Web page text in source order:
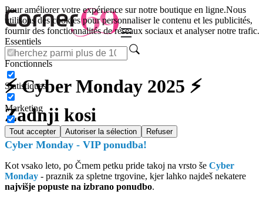
Pour améliorer votre expérience sur notre boutique en ligne.Nous
utilisons des cookies pour personnaliser le contenu et les publicités,
fournir des fonctionnalités de réseaux sociaux et analyser notre trafic.
Essentiels
Fonctionnels
Statistiques
Marketing
Tout accepter Autoriser la sélection Refuser
⚡ Cyber Monday 2025 ⚡
Zadnji kosi
Cyber Monday - VIP ponudba!
Kot vsako leto, po Črnem petku pride takoj na vrsto še Cyber
Monday - praznik za spletne trgovine, kjer lahko najdeš nekatere
najvišje popuste na izbrano ponudbo.